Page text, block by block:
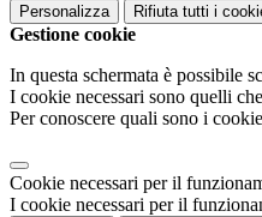
Personalizza Rifiuta tutti i
Gestione cookie
In questa schermata è possibile
I cookie necessari sono quelli
Per conoscere quali sono i
Cookie necessari per il
I cookie necessari per il